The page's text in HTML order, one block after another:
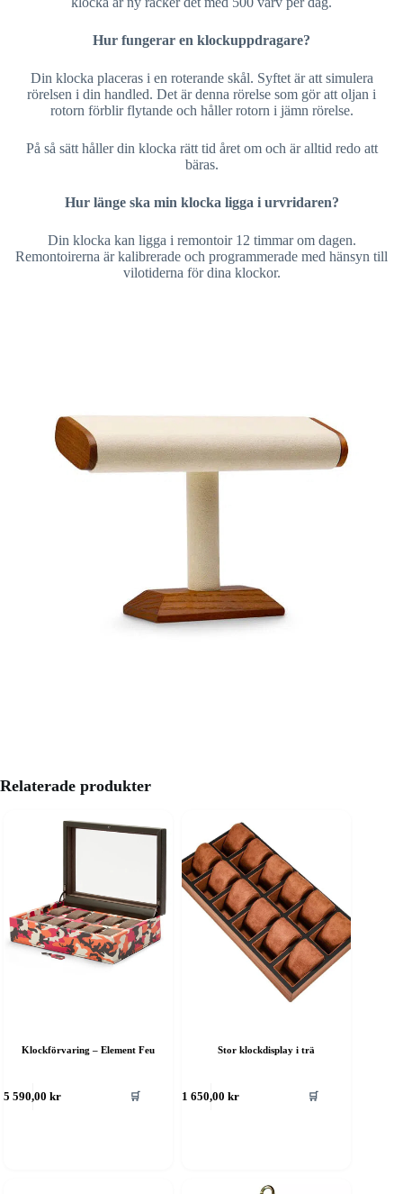
Hur fungerar en klockuppdragare?
Din klocka placeras i en roterande skål. Syftet är att simulera
rörelsen i din handled. Det är denna rörelse som gör att oljan i
rotorn förblir flytande och håller rotorn i jämn rörelse.
På så sätt håller din klocka rätt tid året om och är alltid redo att
bäras.
Hur länge ska min klocka ligga i urvridaren?
Din klocka kan ligga i remontoir 12 timmar om dagen.
Remontoirerna är kalibrerade och programmerade med hänsyn till
vilotiderna för dina klockor.
Relaterade produkter
Klockförvaring – Element Feu
5 590,00kr 🛒
Stor klockdisplay i trä
1 650,00kr 🛒